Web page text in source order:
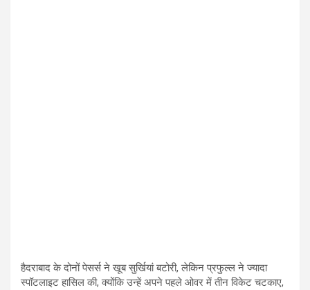
हैदराबाद के दोनों पेसर्स ने खूब सुर्खियां बटोरी, लेकिन प्रफुल्ल ने ज्यादा
स्पॉटलाइट हासिल की, क्योंकि उन्हें अपने पहले ओवर में तीन विकेट चटकाए,